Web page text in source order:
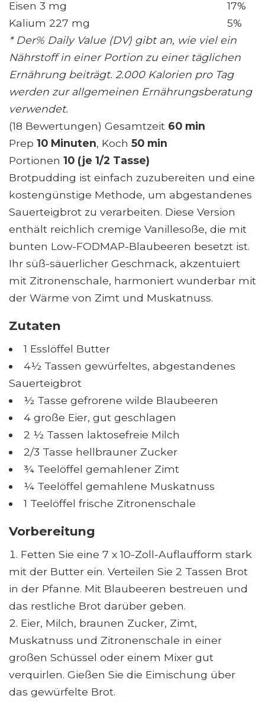
Eisen 3 mg
17%
Kalium 227 mg
5%
* Der% Daily Value (DV) gibt an, wie viel ein
Nährstoff in einer Portion zu einer täglichen
Ernährung beiträgt. 2.000 Kalorien pro Tag
werden zur allgemeinen Ernährungsberatung
verwendet.
(18 Bewertungen) Gesamtzeit 60 min
Prep 10 Minuten, Koch 50 min
Portionen 10 (je 1/2 Tasse)
Brotpudding ist einfach zuzubereiten und eine
kostengünstige Methode, um abgestandenes
Sauerteigbrot zu verarbeiten. Diese Version
enthält reichlich cremige Vanillesoße, die mit
bunten Low-FODMAP-Blaubeeren besetzt ist.
Ihr süß-säuerlicher Geschmack, akzentuiert
mit Zitronenschale, harmoniert wunderbar mit
der Wärme von Zimt und Muskatnuss.
Zutaten
1 Esslöffel Butter
4½ Tassen gewürfeltes, abgestandenes
Sauerteigbrot
½ Tasse gefrorene wilde Blaubeeren
4 große Eier, gut geschlagen
2 ½ Tassen laktosefreie Milch
2/3 Tasse hellbrauner Zucker
¾ Teelöffel gemahlener Zimt
¼ Teelöffel gemahlene Muskatnuss
1 Teelöffel frische Zitronenschale
Vorbereitung
Fetten Sie eine 7 x 10-Zoll-Auflaufform stark
mit der Butter ein. Verteilen Sie 2 Tassen Brot
in der Pfanne. Mit Blaubeeren bestreuen und
das restliche Brot darüber geben.
Eier, Milch, braunen Zucker, Zimt,
Muskatnuss und Zitronenschale in einer
großen Schüssel oder einem Mixer gut
verquirlen. Gießen Sie die Eimischung über
das gewürfelte Brot.